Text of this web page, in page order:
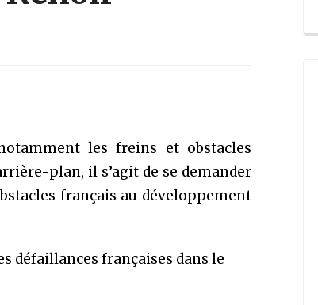
les freins et obstacles
plan, il s’agit de se demander
français au développement
défaillances françaises dans le